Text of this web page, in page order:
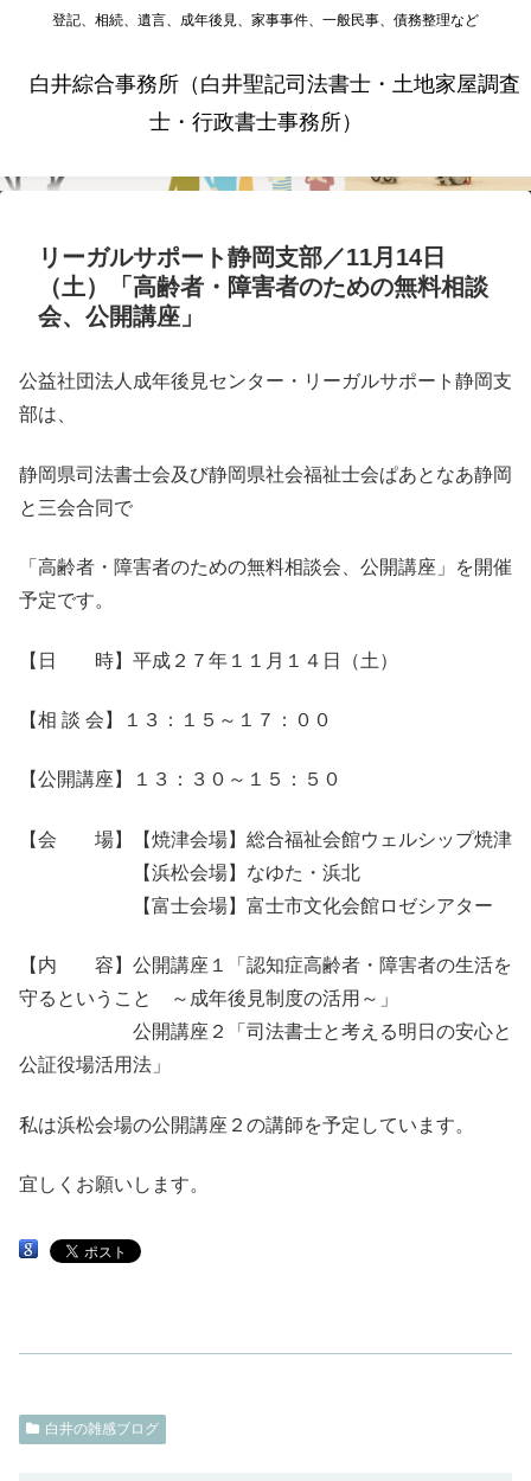
登記、相続、遺言、成年後見、家事事件、一般民事、債務整理など
白井綜合事務所（白井聖記司法書士・土地家屋調査
士・行政書士事務所）
リーガルサポート静岡支部／11月14日
（土）「高齢者・障害者のための無料相談
会、公開講座」
公益社団法人成年後見センター・リーガルサポート静岡支
部は、
静岡県司法書士会及び静岡県社会福祉士会ぱあとなあ静岡
と三会合同で
「高齢者・障害者のための無料相談会、公開講座」を開催
予定です。
【日 時】平成２７年１１月１４日（土）
【相 談 会】１３：１５～１７：００
【公開講座】１３：３０～１５：５０
【会 場】【焼津会場】総合福祉会館ウェルシップ焼津
【浜松会場】なゆた・浜北
【富士会場】富士市文化会館ロゼシアター
【内 容】公開講座１「認知症高齢者・障害者の生活を
守るということ ～成年後見制度の活用～」
公開講座２「司法書士と考える明日の安心と
公証役場活用法」
私は浜松会場の公開講座２の講師を予定しています。
宜しくお願いします。
白井の雑感ブログ